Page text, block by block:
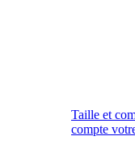
Taille et
compte